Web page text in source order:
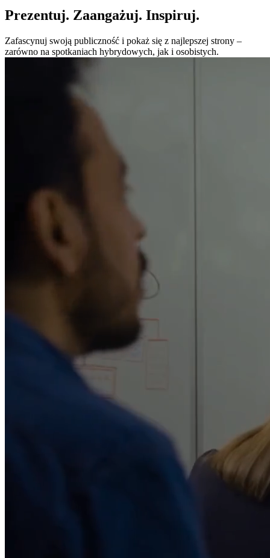
Prezentuj. Zaangażuj. Inspiruj.
Zafascynuj swoją publiczność i pokaż się z najlepszej strony –
zarówno na spotkaniach hybrydowych, jak i osobistych.